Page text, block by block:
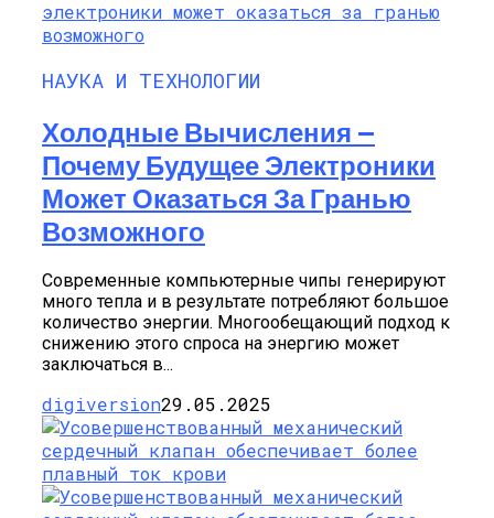
НАУКА И ТЕХНОЛОГИИ
Холодные Вычисления —
Почему Будущее Электроники
Может Оказаться За Гранью
Возможного
Современные компьютерные чипы генерируют
много тепла и в результате потребляют большое
количество энергии. Многообещающий подход к
снижению этого спроса на энергию может
заключаться в...
digiversion29.05.2025